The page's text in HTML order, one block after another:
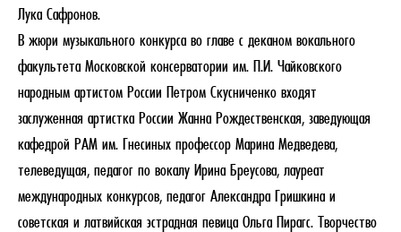
Лука Сафронов.
В жюри музыкального конкурса во главе с деканом вокального
факультета Московской консерватории им. П.И. Чайковского
народным артистом России Петром Скусниченко входят
заслуженная артистка России Жанна Рождественская, заведующая
кафедрой РАМ им. Гнесиных профессор Марина Медведева,
телеведущая, педагог по вокалу Ирина Бреусова, лауреат
международных конкурсов, педагог Александра Гришкина и
советская и латвийская эстрадная певица Ольга Пирагс. Творчество